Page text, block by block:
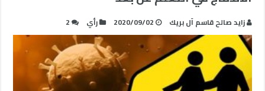
زايد صالح قاسم آل بريك 2020/09/02 رأي 2